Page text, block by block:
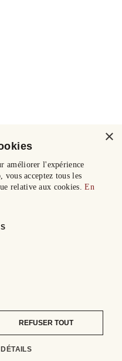
×
améliorer l'expérience
acceptez tous les
relative aux cookies.En
REFUSER TOUT